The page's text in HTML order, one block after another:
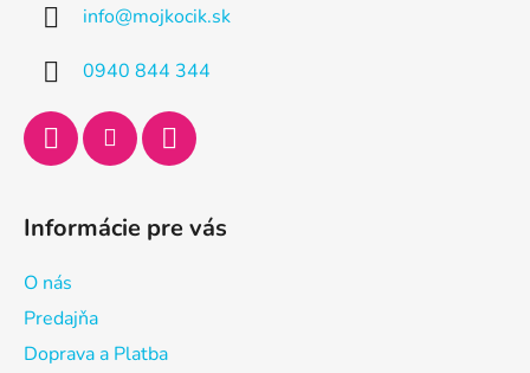
info@mojkocik.sk
0940 844 344
Informácie pre vás
O nás
Predajňa
Doprava a Platba